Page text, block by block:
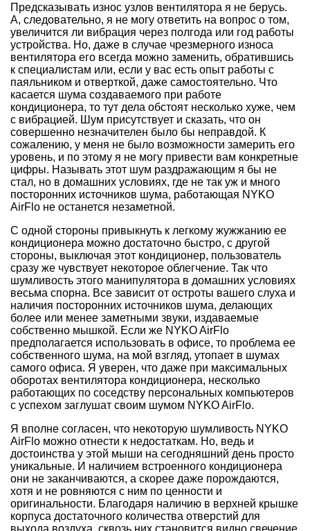
Предсказывать износ узлов вентилятора я не берусь.
А, следовательно, я не могу ответить на вопрос о том,
увеличится ли вибрация через полгода или год работы
устройства. Но, даже в случае чрезмерного износа
вентилятора его всегда можно заменить, обратившись
к специалистам или, если у вас есть опыт работы с
паяльником и отверткой, даже самостоятельно. Что
касается шума создаваемого при работе
кондиционера, то тут дела обстоят несколько хуже, чем
с вибрацией. Шум присутствует и сказать, что он
совершенно незначителен было бы неправдой. К
сожалению, у меня не было возможности замерить его
уровень, и по этому я не могу привести вам конкретные
цифры. Называть этот шум раздражающим я бы не
стал, но в домашних условиях, где не так уж и много
посторонних источников шума, работающая NYKO
AirFlo не останется незаметной.
С одной стороны привыкнуть к легкому жужжанию ее
кондиционера можно достаточно быстро, с другой
стороны, выключая этот кондиционер, пользователь
сразу же чувствует некоторое облегчение. Так что
шумливость этого манипулятора в домашних условиях
весьма спорна. Все зависит от остроты вашего слуха и
наличия посторонних источников шума, делающих
более или менее заметными звуки, издаваемые
собственно мышкой. Если же NYKO AirFlo
предполагается использовать в офисе, то проблема ее
собственного шума, на мой взгляд, утопает в шумах
самого офиса. Я уверен, что даже при максимальных
оборотах вентилятора кондиционера, несколько
работающих по соседству персональных компьютеров
с успехом заглушат своим шумом NYKO AirFlo.
Я вполне согласен, что некоторую шумливость NYKO
AirFlo можно отнести к недостаткам. Но, ведь и
достоинства у этой мыши на сегодняшний день просто
уникальные. И наличием встроенного кондиционера
они не заканчиваются, а скорее даже порождаются,
хотя и не ровняются с ним по ценности и
оригинальности. Благодаря наличию в верхней крышке
корпуса достаточного количества отверстий для
выхода воздуха, сквозь них становится видно свечение